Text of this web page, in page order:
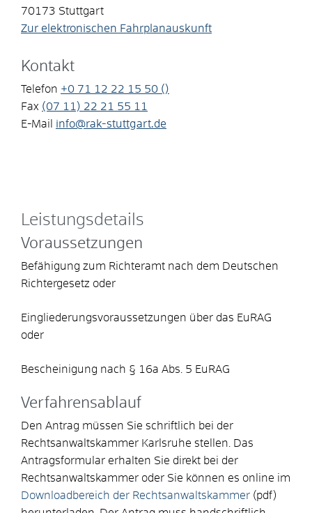
70173 Stuttgart
Zur elektronischen Fahrplanauskunft
Kontakt
Telefon +0 71 12 22 15 50 ()
Fax (07 11) 22 21 55 11
E-Mail
info@rak-stuttgart.de
Leistungsdetails
Voraussetzungen
Befähigung zum Richteramt nach dem Deutschen
Richtergesetz oder
Eingliederungsvoraussetzungen über das EuRAG
oder
Bescheinigung nach § 16a Abs. 5 EuRAG
Verfahrensablauf
Den Antrag müssen Sie schriftlich bei der
Rechtsanwaltskammer Karlsruhe stellen. Das
Antragsformular erhalten Sie direkt bei der
Rechtsanwaltskammer oder Sie können es online im
Downloadbereich der Rechtsanwaltskammer (pdf)